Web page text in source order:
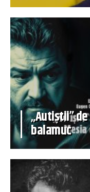
„Autiștii”
balamuc